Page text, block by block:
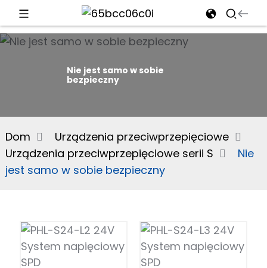
Nie jest samo w sobie
bezpieczny
Dom
Urządzenia przeciwprzepięciowe
Urządzenia przeciwprzepięciowe serii S
Nie
jest samo w sobie bezpieczny